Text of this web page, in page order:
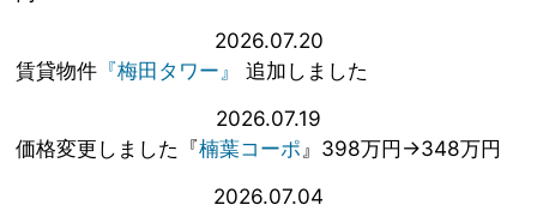
2026.07.20
賃貸物件 『梅田タワー』
追加しました
2026.07.19
価格変更しました『楠葉コーポ』398万円→348万円
2026.07.04